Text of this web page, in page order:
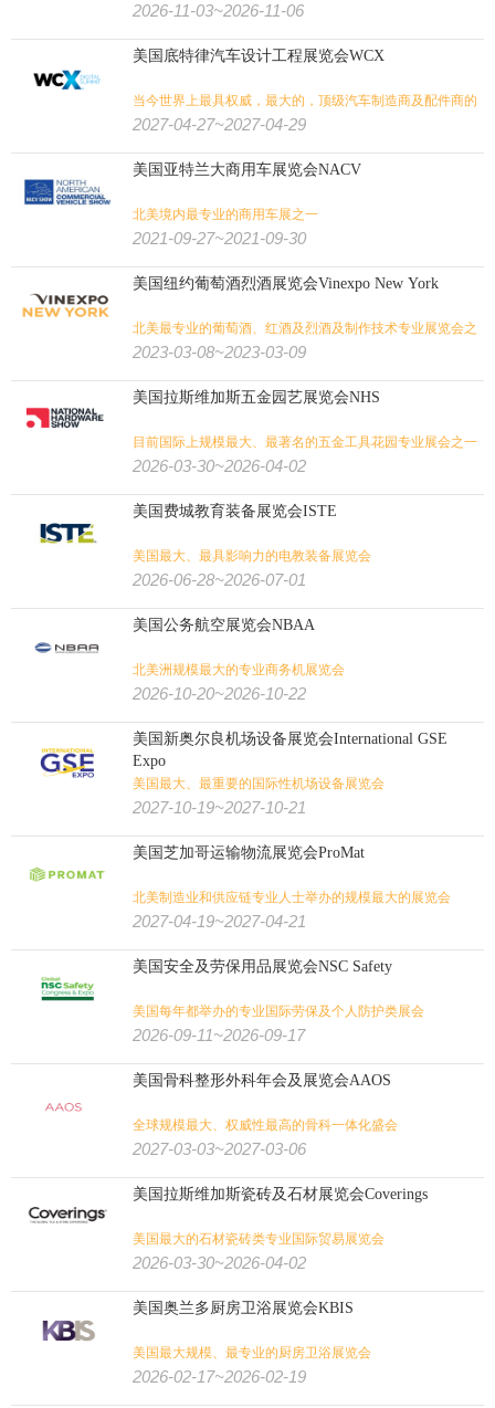
2026-11-03~2026-11-06
美国底特律汽车设计工程展览会WCX
当今世界上最具权威，最大的，顶级汽车制造商及配件商的
年度交流盛会。
2027-04-27~2027-04-29
美国亚特兰大商用车展览会NACV
北美境内最专业的商用车展之一
2021-09-27~2021-09-30
美国纽约葡萄酒烈酒展览会Vinexpo New York
北美最专业的葡萄酒、红酒及烈酒及制作技术专业展览会之
一
2023-03-08~2023-03-09
美国拉斯维加斯五金园艺展览会NHS
目前国际上规模最大、最著名的五金工具花园专业展会之一
2026-03-30~2026-04-02
美国费城教育装备展览会ISTE
美国最大、最具影响力的电教装备展览会
2026-06-28~2026-07-01
美国公务航空展览会NBAA
北美洲规模最大的专业商务机展览会
2026-10-20~2026-10-22
美国新奥尔良机场设备展览会International GSE
Expo
美国最大、最重要的国际性机场设备展览会
2027-10-19~2027-10-21
美国芝加哥运输物流展览会ProMat
北美制造业和供应链专业人士举办的规模最大的展览会
2027-04-19~2027-04-21
美国安全及劳保用品展览会NSC Safety
美国每年都举办的专业国际劳保及个人防护类展会
2026-09-11~2026-09-17
美国骨科整形外科年会及展览会AAOS
全球规模最大、权威性最高的骨科一体化盛会
2027-03-03~2027-03-06
美国拉斯维加斯瓷砖及石材展览会Coverings
美国最大的石材瓷砖类专业国际贸易展览会
2026-03-30~2026-04-02
美国奥兰多厨房卫浴展览会KBIS
美国最大规模、最专业的厨房卫浴展览会
2026-02-17~2026-02-19